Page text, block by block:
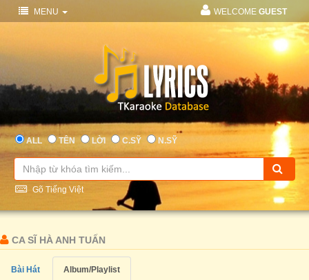
MENU WELCOME GUEST
ALL TÊN LỜI C.SỸ N.SỸ
Gõ Tiếng Việt
CA SĨ HÀ ANH TUẤN
Bài Hát Album/Playlist